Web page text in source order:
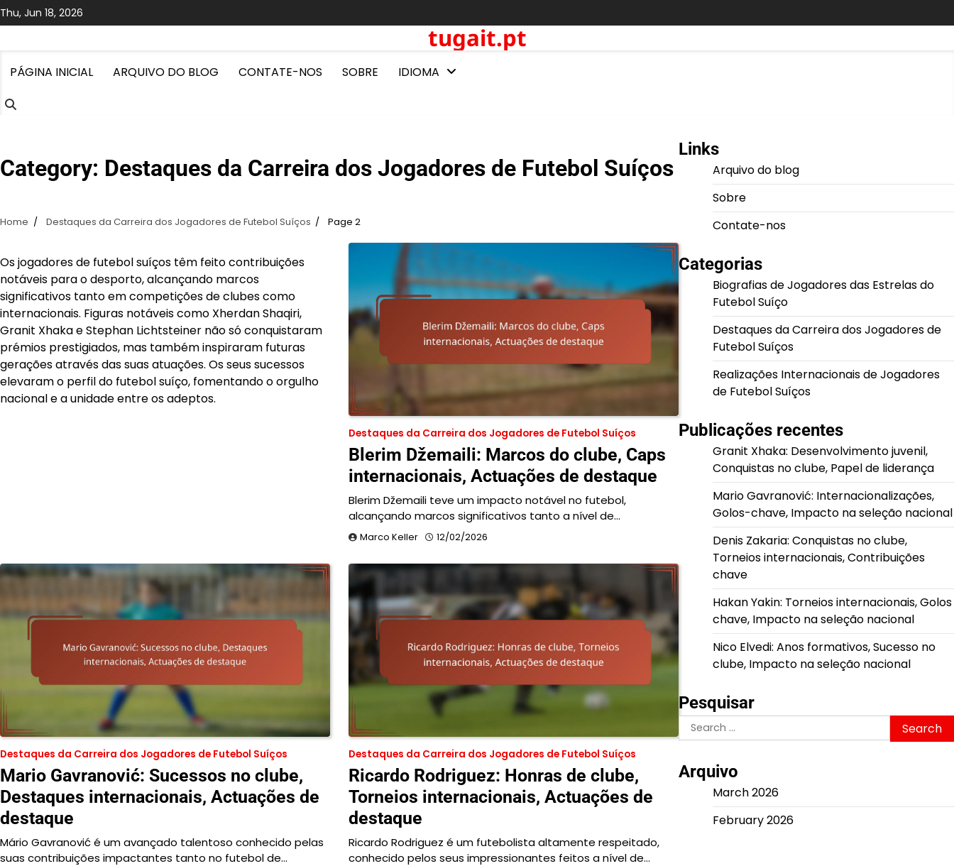
Skip
to
Thu, Jun 18, 2026
tugait.pt
PÁGINA INICIAL ARQUIVO DO BLOG CONTATE-NOS SOBRE IDIOMA
Category: Destaques da Carreira dos Jogadores de Futebol Suíços
Home Destaques da Carreira dos Jogadores de Futebol Suíços Page 2
Os jogadores de futebol suíços têm feito contribuições
notáveis para o desporto, alcançando marcos
significativos tanto em competições de clubes como
internacionais. Figuras notáveis como Xherdan Shaqiri,
Granit Xhaka e Stephan Lichtsteiner não só conquistaram
prémios prestigiados, mas também inspiraram futuras
gerações através das suas atuações. Os seus sucessos
elevaram o perfil do futebol suíço, fomentando o orgulho
nacional e a unidade entre os adeptos.
Destaques da Carreira dos Jogadores de Futebol Suíços
Blerim Džemaili: Marcos do clube, Caps
internacionais, Actuações de destaque
Blerim Džemaili teve um impacto notável no futebol,
alcançando marcos significativos tanto a nível de…
Marco Keller 12/02/2026
Destaques da Carreira dos Jogadores de Futebol Suíços
Mario Gavranović: Sucessos no clube,
Destaques internacionais, Actuações de
destaque
Mário Gavranović é um avançado talentoso conhecido pelas
suas contribuições impactantes tanto no futebol de…
Destaques da Carreira dos Jogadores de Futebol Suíços
Ricardo Rodriguez: Honras de clube,
Torneios internacionais, Actuações de
destaque
Ricardo Rodriguez é um futebolista altamente respeitado,
conhecido pelos seus impressionantes feitos a nível de…
Links
Arquivo do blog
Sobre
Contate-nos
Categorias
Biografias de Jogadores das Estrelas do
Futebol Suíço
Destaques da Carreira dos Jogadores de
Futebol Suíços
Realizações Internacionais de Jogadores
de Futebol Suíços
Publicações recentes
Granit Xhaka: Desenvolvimento juvenil,
Conquistas no clube, Papel de liderança
Mario Gavranović: Internacionalizações,
Golos-chave, Impacto na seleção nacional
Denis Zakaria: Conquistas no clube,
Torneios internacionais, Contribuições
chave
Hakan Yakin: Torneios internacionais, Golos
chave, Impacto na seleção nacional
Nico Elvedi: Anos formativos, Sucesso no
clube, Impacto na seleção nacional
Pesquisar
Search
for:
Arquivo
March 2026
February 2026